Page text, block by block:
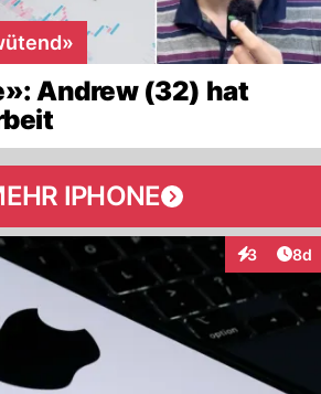
Andrew (32) hat
IPHONE
3 8d